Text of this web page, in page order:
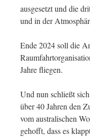
ausgesetzt und die
und in der
Ende 2024 soll die
Jahre fliegen.
Und nun schließt
über 40 Jahren den
vom australischen
gehofft, dass es